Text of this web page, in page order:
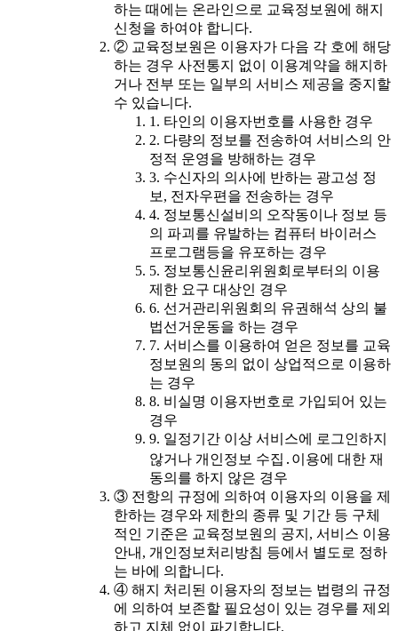
하는 때에는 온라인으로 교육정보원에 해지
신청을 하여야 합니다.
② 교육정보원은 이용자가 다음 각 호에 해당
하는 경우 사전통지 없이 이용계약을 해지하
거나 전부 또는 일부의 서비스 제공을 중지할
수 있습니다.
1. 타인의 이용자번호를 사용한 경우
2. 다량의 정보를 전송하여 서비스의 안
정적 운영을 방해하는 경우
3. 수신자의 의사에 반하는 광고성 정
보, 전자우편을 전송하는 경우
4. 정보통신설비의 오작동이나 정보 등
의 파괴를 유발하는 컴퓨터 바이러스
프로그램등을 유포하는 경우
5. 정보통신윤리위원회로부터의 이용
제한 요구 대상인 경우
6. 선거관리위원회의 유권해석 상의 불
법선거운동을 하는 경우
7. 서비스를 이용하여 얻은 정보를 교육
정보원의 동의 없이 상업적으로 이용하
는 경우
8. 비실명 이용자번호로 가입되어 있는
경우
9. 일정기간 이상 서비스에 로그인하지
않거나 개인정보 수집․이용에 대한 재
동의를 하지 않은 경우
③ 전항의 규정에 의하여 이용자의 이용을 제
한하는 경우와 제한의 종류 및 기간 등 구체
적인 기준은 교육정보원의 공지, 서비스 이용
안내, 개인정보처리방침 등에서 별도로 정하
는 바에 의합니다.
④ 해지 처리된 이용자의 정보는 법령의 규정
에 의하여 보존할 필요성이 있는 경우를 제외
하고 지체 없이 파기합니다.